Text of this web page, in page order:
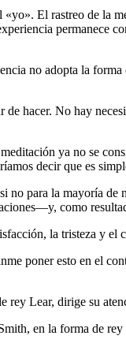
El rastreo de la
no adopta la
hacer. No hay
ya no se
decir que es
no para la mayoría
como
la tristeza y
poner esto en el
Lear, dirige su
en la forma de rey